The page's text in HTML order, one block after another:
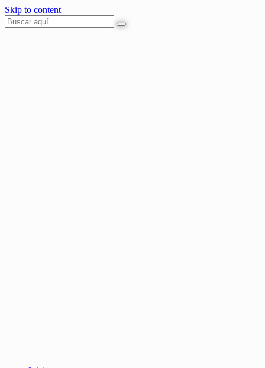
Skip to content